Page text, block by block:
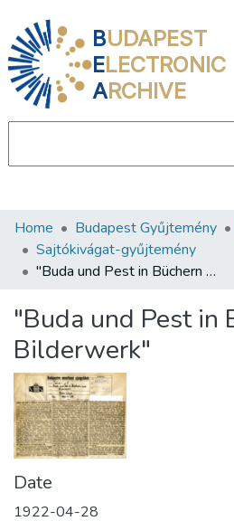
BUDAPEST
ELECTRONIC
ARCHIVE
Communities & Collections
All of DSpace
About us
Home Budapest Gyűjtemény
Sajtókivágat-gyűjtemény
"Buda und Pest in Büchern und Bilderwerk"
"Buda und Pest in
Bilderwerk"
Date
1922-04-28